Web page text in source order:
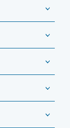
ジほか）